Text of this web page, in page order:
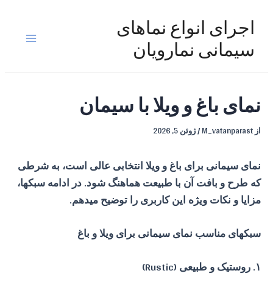
اجرای انواع نماهای
سیمانی نمارویان
Main
نمای باغ و ویلا با سیمان
از M_vatanparast
/ژوئن 5, 2026
نمای سیمانی برای باغ و ویلا انتخابی عالی است، به شرطی
که طرح و بافت آن با طبیعت هماهنگ شود. در ادامه سبکها،
مزایا و نکات ویژه این کاربری را توضیح میدهم.
سبکهای مناسب نمای سیمانی برایویلا و باغ
۱. روستیک و طبیعی (Rustic)